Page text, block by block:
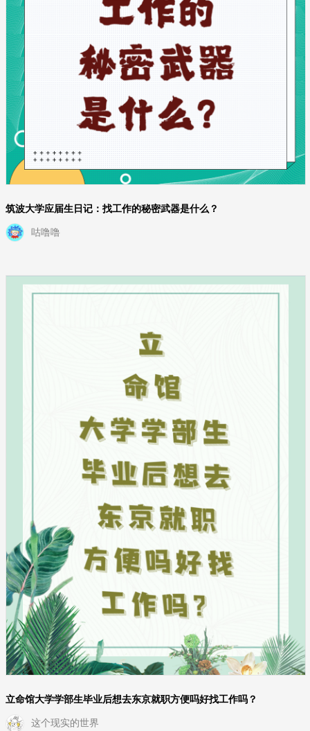
筑波大学应届生日记：找工作的秘密武器是什么？
咕噜噜
立命馆大学学部生毕业后想去东京就职方便吗好找工作吗？
这个现实的世界